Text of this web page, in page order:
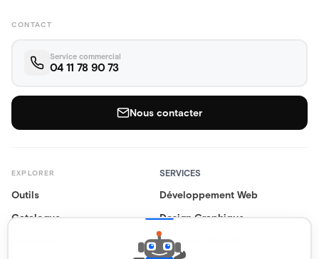
EXPLORER
Outils
Catalogue
SERVICES
Développement Web
Design Graphique
Marketing Digital
CONTACT
Service commercial
04 11 78 90 73
Nous contacter